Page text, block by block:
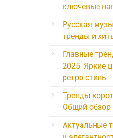
ключевые
Русская
тренды и
Главные
2025: Яркие
ретро-стиль
Тренды
Общий обзор
Актуальные